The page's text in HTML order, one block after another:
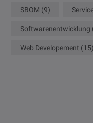
SBOM (9)
Softwarenentwicklung
Web Developement (15)